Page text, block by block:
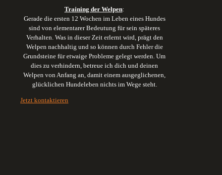
Training der Welpen:
Gerade die ersten 12 Wochen im Leben eines Hundes
sind von elementarer Bedeutung für sein späteres
Verhalten. Was in dieser Zeit erlernt wird, prägt den
Welpen nachhaltig und so können durch Fehler die
Grundsteine für etwaige Probleme gelegt werden. Um
dies zu verhindern, betreue ich dich und deinen
Welpen von Anfang an, damit einem ausgeglichenen,
glücklichen Hundeleben nichts im Wege steht.
Jetzt kontaktieren